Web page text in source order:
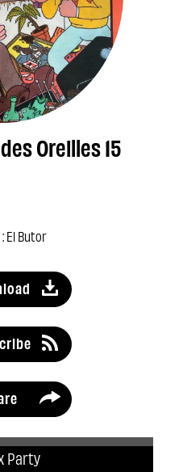
Party
Oreilles 15
El Butor